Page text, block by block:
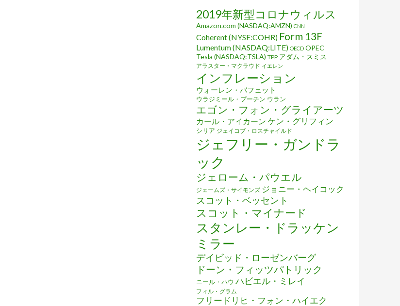
2019年新型コロナウィルス
Amazon.com (NASDAQ:AMZN) CNN
Coherent (NYSE:COHR) Form 13F
Lumentum (NASDAQ:LITE) OECD OPEC
Tesla (NASDAQ:TSLA) TPP アダム・スミス
アラスター・マクラウド イエレン
インフレーション
ウォーレン・バフェット
ウラジミール・プーチン ウラン
エゴン・フォン・グライアーツ
カール・アイカーン ケン・グリフィン
シリア ジェイコブ・ロスチャイルド
ジェフリー・ガンドラ
ック
ジェローム・パウエル
ジェームズ・サイモンズ ジョニー・ヘイコック
スコット・ベッセント
スコット・マイナード
スタンレー・ドラッケン
ミラー
デイビッド・ローゼンバーグ
ドーン・フィッツパトリック
ニール・ハウ ハビエル・ミレイ
フィル・グラム
フリードリヒ・フォン・ハイエク